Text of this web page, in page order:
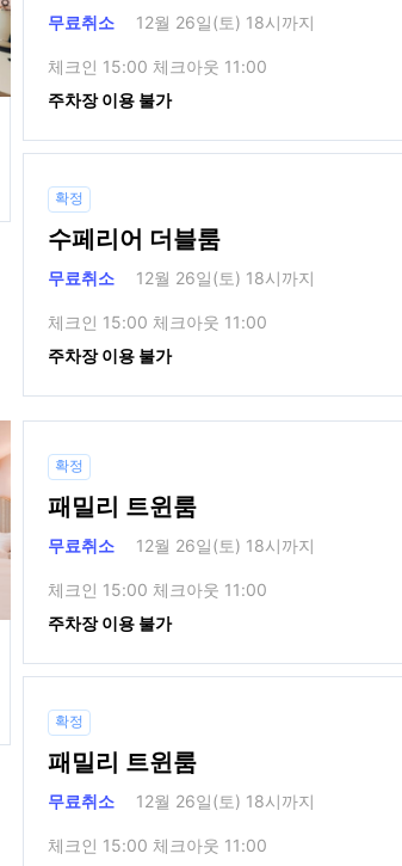
무료취소 12월 26일(토) 18시까지
체크인 15:00 체크아웃 11:00
주차장 이용 불가
확정
수페리어 더블룸
무료취소 12월 26일(토) 18시까지
체크인 15:00 체크아웃 11:00
주차장 이용 불가
확정
패밀리 트윈룸
무료취소 12월 26일(토) 18시까지
체크인 15:00 체크아웃 11:00
주차장 이용 불가
확정
패밀리 트윈룸
무료취소 12월 26일(토) 18시까지
체크인 15:00 체크아웃 11:00